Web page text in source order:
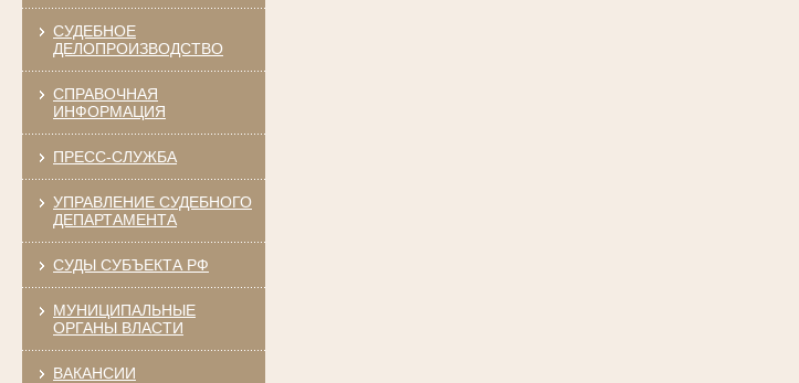
СУДЕБНОЕ
ДЕЛОПРОИЗВОДСТВО
СПРАВОЧНАЯ
ИНФОРМАЦИЯ
ПРЕСС-СЛУЖБА
УПРАВЛЕНИЕ СУДЕБНОГО
ДЕПАРТАМЕНТА
СУДЫ СУБЪЕКТА РФ
МУНИЦИПАЛЬНЫЕ
ОРГАНЫ ВЛАСТИ
ВАКАНСИИ